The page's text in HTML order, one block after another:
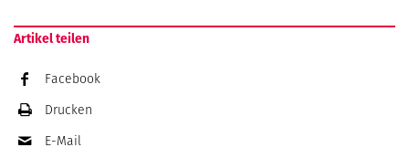
Artikel teilen
Facebook
Drucken
E-Mail